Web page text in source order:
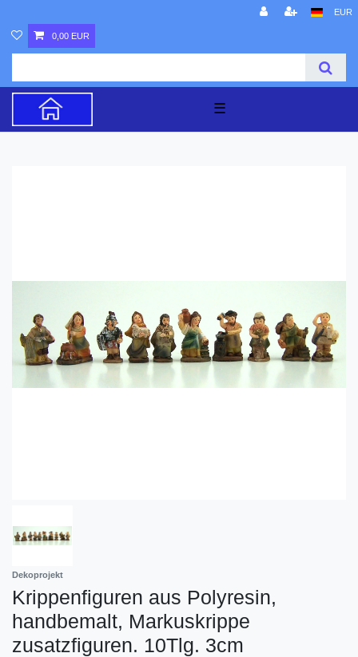
EUR
0,00 EUR
☰
Dekoprojekt
Krippenfiguren aus Polyresin,
handbemalt, Markuskrippe
zusatzfiguren. 10Tlg. 3cm